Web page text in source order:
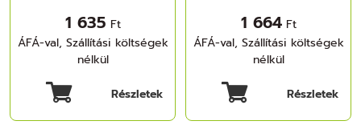
1 635 Ft
ÁFÁ-val, Szállítási költségek
nélkül
Részletek
1 664 Ft
ÁFÁ-val, Szállítási költségek
nélkül
Részletek